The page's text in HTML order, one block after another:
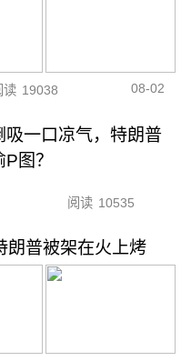
读 19038 08-02
吸一口凉气，特朗普
图？
阅读 10535
朗普被架在火上烤